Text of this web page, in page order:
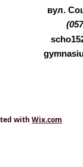
with Wix.com
вул.